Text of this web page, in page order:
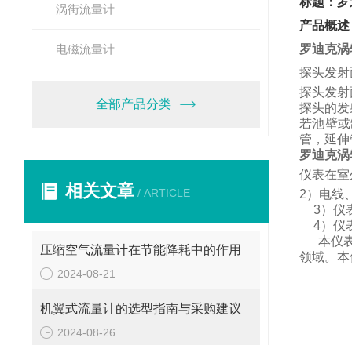
涡街流量计
电磁流量计
全部产品分类
相关文章 / ARTICLE
压缩空气流量计在节能降耗中的作用
2024-08-21
机翼式流量计的选型指南与采购建议
2024-08-26
产品概述
罗迪克
探头发
探头发
探头的
若池壁
管， 延
罗迪克
仪表在
2）电线
3）仪
4）仪
本仪
领域。 本